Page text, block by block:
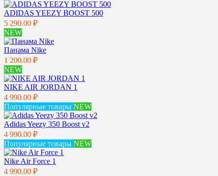
ADIDAS YEEZY BOOST 500
5 290.00 ₽
NEW
Панама Nike
1 200.00 ₽
NEW
NIKE AIR JORDAN 1
4 990.00 ₽
Популярные товары NEW
Adidas Yeezy 350 Boost v2
4 990.00 ₽
Популярные товары NEW
Nike Air Force 1
4 990.00 ₽